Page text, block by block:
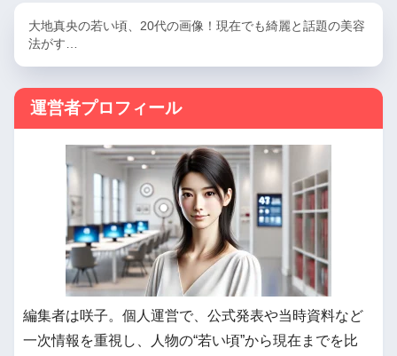
大地真央の若い頃、20代の画像！現在でも綺麗と話題の美容
法がす…
運営者プロフィール
編集者は咲子。個人運営で、公式発表や当時資料など
一次情報を重視し、人物の“若い頃”から現在までを比